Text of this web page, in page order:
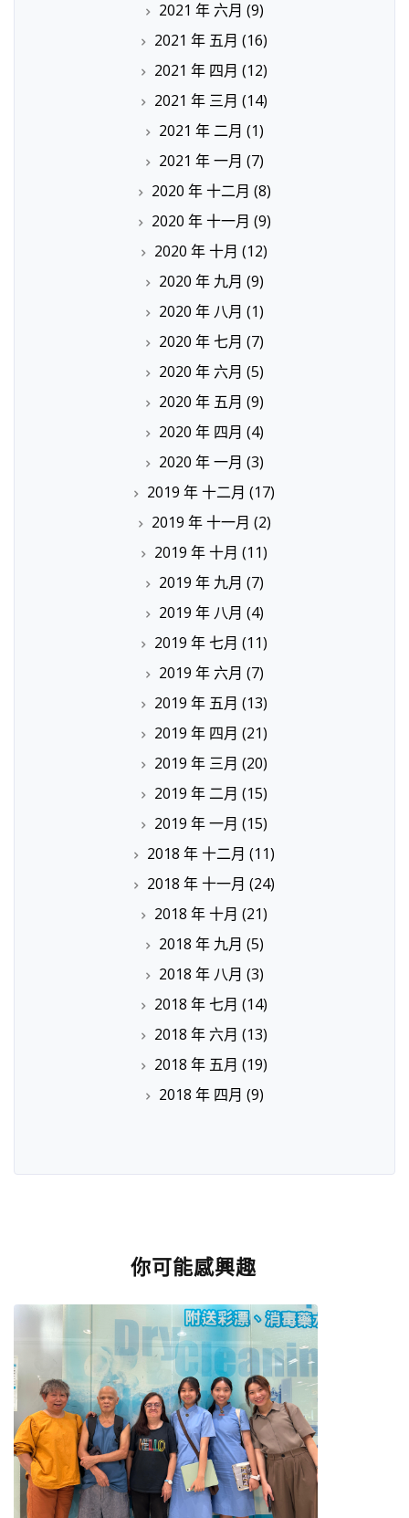
2021 年 六月 (9)
2021 年 五月 (16)
2021 年 四月 (12)
2021 年 三月 (14)
2021 年 二月 (1)
2021 年 一月 (7)
2020 年 十二月 (8)
2020 年 十一月 (9)
2020 年 十月 (12)
2020 年 九月 (9)
2020 年 八月 (1)
2020 年 七月 (7)
2020 年 六月 (5)
2020 年 五月 (9)
2020 年 四月 (4)
2020 年 一月 (3)
2019 年 十二月 (17)
2019 年 十一月 (2)
2019 年 十月 (11)
2019 年 九月 (7)
2019 年 八月 (4)
2019 年 七月 (11)
2019 年 六月 (7)
2019 年 五月 (13)
2019 年 四月 (21)
2019 年 三月 (20)
2019 年 二月 (15)
2019 年 一月 (15)
2018 年 十二月 (11)
2018 年 十一月 (24)
2018 年 十月 (21)
2018 年 九月 (5)
2018 年 八月 (3)
2018 年 七月 (14)
2018 年 六月 (13)
2018 年 五月 (19)
2018 年 四月 (9)
你可能感興趣